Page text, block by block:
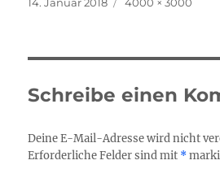
Schreibe einen
Deine E-Mail-Adresse wird nicht
Erforderliche Felder sind mit *